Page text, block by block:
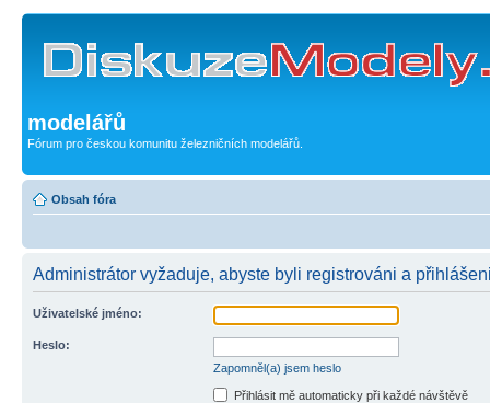
modelářů
Fórum pro českou komunitu železničních modelářů.
Obsah fóra
Administrátor vyžaduje, abyste byli registrováni a
Uživatelské jméno:
Heslo:
Zapomněl(a) jsem heslo
Přihlásit mě automaticky při každé návštěvě